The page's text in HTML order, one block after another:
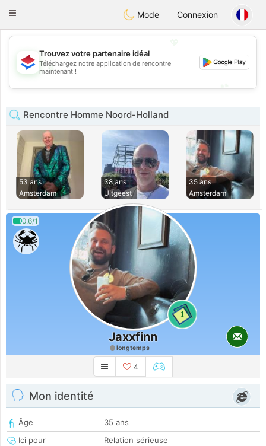
NederlandChat
Toggle
Mode Connexion
💖
💕
Trouvez votre partenaire idéal
Téléchargez notre application de rencontre
maintenant !
Rencontre Homme Noord-Holland
53 ans
Amsterdam
38 ans
Uitgeest
35 ans
Amsterdam
0.6/1
1
Jaxxfinn
longtemps
4
Mon identité
Âge
35 ans
Ici pour
Relation sérieuse